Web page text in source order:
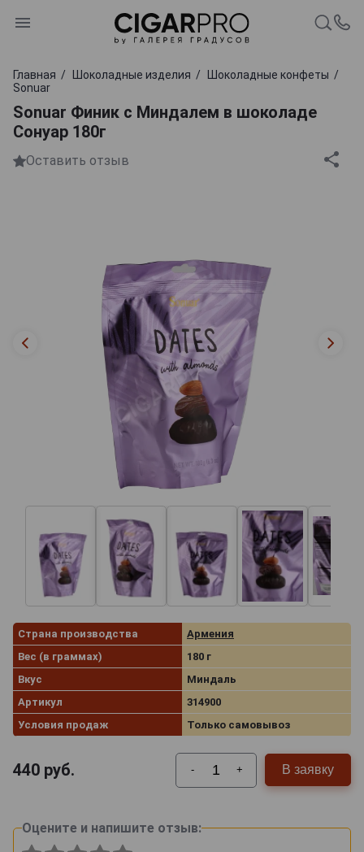
Главная Шоколадные изделия
Шоколадные конфеты
Sonuar
Sonuar Финик с Миндалем в шоколаде
Сонуар 180г
Оставить отзыв
Страна производства
Армения
Вес (в граммах)
180 г
Вкус
Миндаль
Артикул
314900
Условия продаж
Только самовывоз
440 руб. - + В заявку
Оцените и напишите отзыв: